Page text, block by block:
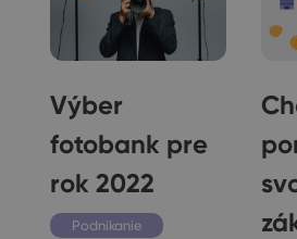
Výber
fotobank pre
rok 2022
Podnikanie